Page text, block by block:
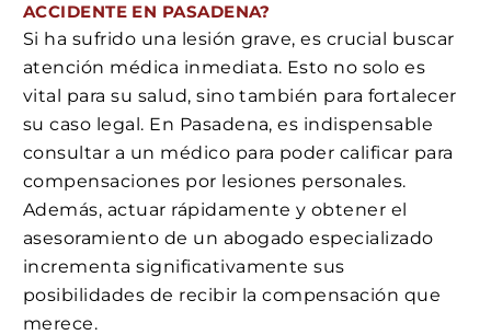
ACCIDENTE EN PASADENA?
Si ha sufrido una lesión grave, es crucial buscar
atención médica inmediata. Esto no solo es
vital para su salud, sino también para fortalecer
su caso legal. En Pasadena, es indispensable
consultar a un médico para poder calificar para
compensaciones por lesiones personales.
Además, actuar rápidamente y obtener el
asesoramiento de un abogado especializado
incrementa significativamente sus
posibilidades de recibir la compensación que
merece.